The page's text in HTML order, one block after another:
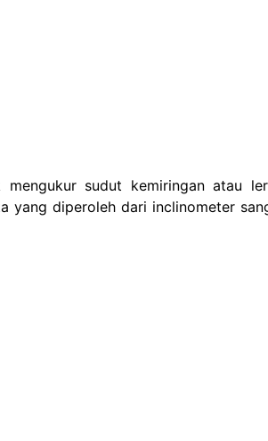
sudut kemiringan atau
yang diperoleh dari inclinometer